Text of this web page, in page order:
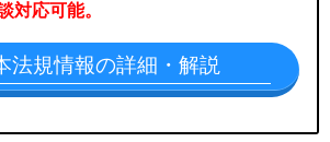
対応可能。
法規情報の詳細・解説